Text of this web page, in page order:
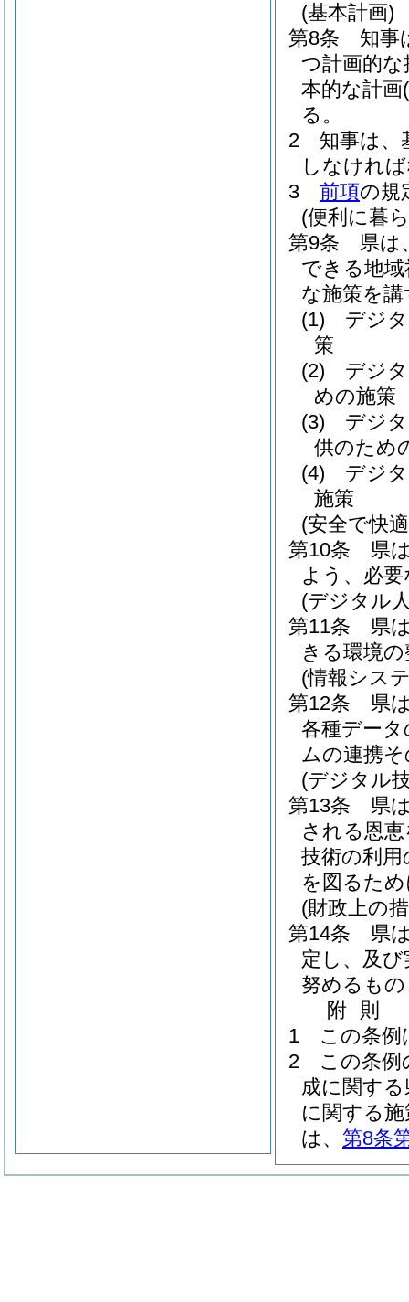
(基本計画)
第8条
知事
つ計画的
本的な計画
る。
2
知事は、
しなけれ
3
前項の規
(便利に暮
第9条
県は
できる地
な施策を
(1)
デジ
策
(2)
デジ
めの施策
(3)
デジ
供のため
(4)
デジ
施策
(安全で快
第10条
県
よう、必
(デジタル
第11条
県
きる環境
(情報シス
第12条
県
各種デー
ムの連携
(デジタル
第13条
県
される恩
技術の利
を図るた
(財政上の
第14条
県
定し、及
努めるも
附 則
1
この条例
2
この条
成に関す
に関する
は、 第8条